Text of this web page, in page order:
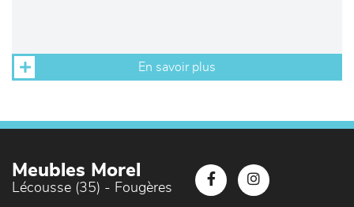
En savoir plus
Meubles Morel
Lécousse (35) - Fougères